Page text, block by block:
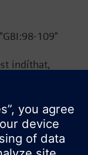
109"
indíthat,